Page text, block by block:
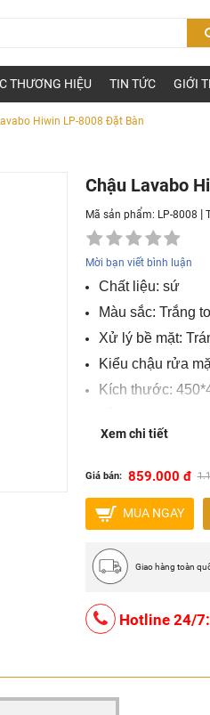
THƯƠNG HIỆU TIN TỨC GIỚI
Hiwin LP-8008 Đặt Bàn
Chậu Lavabo
Mã sản phẩm: LP-8008 |
Mời bạn viết bình luận
Chất liệu: sứ
Màu sắc: Trắng
Xử lý bề mặt:
Kiểu chậu rửa
Kích thước:
Kiểu dáng: Chậu
Vị trí lắp đặt:
Xuất xứ: Trung
Xem chi tiết
Giá bán: 859.000 đ
MUA NGAY
Giao hàng toàn
Hotline 24/